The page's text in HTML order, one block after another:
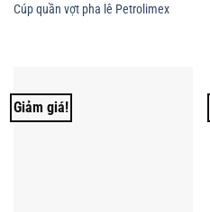
Cúp quần vợt pha lê Petrolimex
Giảm giá!